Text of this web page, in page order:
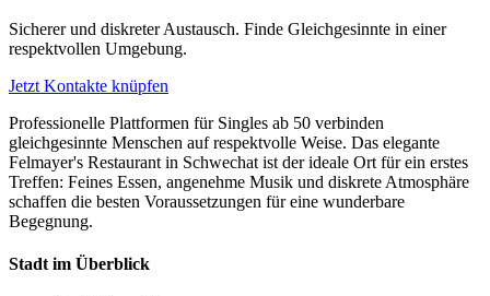
Sicherer und diskreter Austausch. Finde Gleichgesinnte in einer
respektvollen Umgebung.
Jetzt Kontakte knüpfen
Professionelle Plattformen für Singles ab 50 verbinden
gleichgesinnte Menschen auf respektvolle Weise. Das elegante
Felmayer's Restaurant in Schwechat ist der ideale Ort für ein erstes
Treffen: Feines Essen, angenehme Musik und diskrete Atmosphäre
schaffen die besten Voraussetzungen für eine wunderbare
Begegnung.
Stadt im Überblick